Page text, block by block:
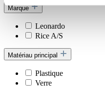
Produktverbesserungen,
Marque
Leonardo
Rice A/S
Matériau principal
Plastique
Verre